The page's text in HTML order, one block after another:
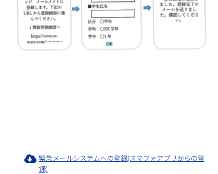
緊急メールシステムへの登録(スマフォアプリからの登
録)